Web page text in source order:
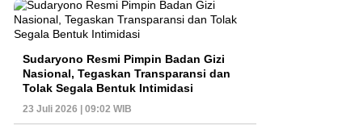
Sudaryono Resmi Pimpin Badan Gizi
Nasional, Tegaskan Transparansi dan
Tolak Segala Bentuk Intimidasi
23 Juli 2026 | 09:02 WIB